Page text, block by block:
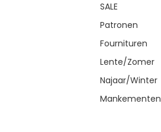
SALE
Patronen
Fournituren
Lente/Zomer
Najaar/Winter
Mankementen